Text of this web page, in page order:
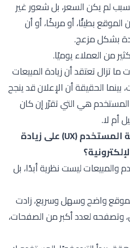
لم يكن السعر، بل شعور غير
الموقع بطيئًا، أو مربكًا، أو أن
بشكل مزعج.
من العملاء يوميًا.
تزال تعتقد أن زيادة المبيعات
الحقيقة أن الإعلان قد ينجح
هي التي تقرّر إن كان
أم لا.
كيف يؤثر تحسين تجربة المستخدم (UX) على زيادة
والمبيعات ليست نظرية أبدًا، بل
واضح وسهل وسريع، زادت
وتصفحه لعدد أكبر من الصفحات،